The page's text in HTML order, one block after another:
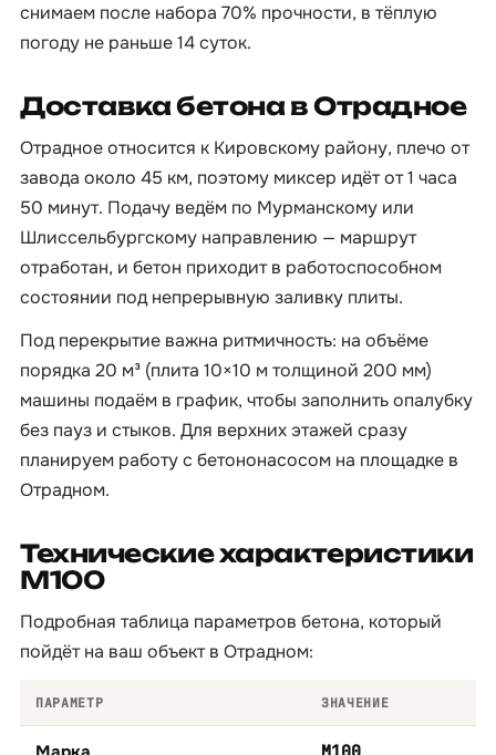
снимаем после набора 70% прочности, в тёплую
погоду не раньше 14 суток.
Доставка бетона в Отрадное
Отрадное относится к Кировскому району, плечо от
завода около 45 км, поэтому миксер идёт от 1 часа
50 минут. Подачу ведём по Мурманскому или
Шлиссельбургскому направлению — маршрут
отработан, и бетон приходит в работоспособном
состоянии под непрерывную заливку плиты.
Под перекрытие важна ритмичность: на объёме
порядка 20 м³ (плита 10×10 м толщиной 200 мм)
машины подаём в график, чтобы заполнить опалубку
без пауз и стыков. Для верхних этажей сразу
планируем работу с бетононасосом на площадке в
Отрадном.
Технические характеристики
М100
Подробная таблица параметров бетона, который
пойдёт на ваш объект в Отрадном:
ПАРАМЕТР ЗНАЧЕНИЕ